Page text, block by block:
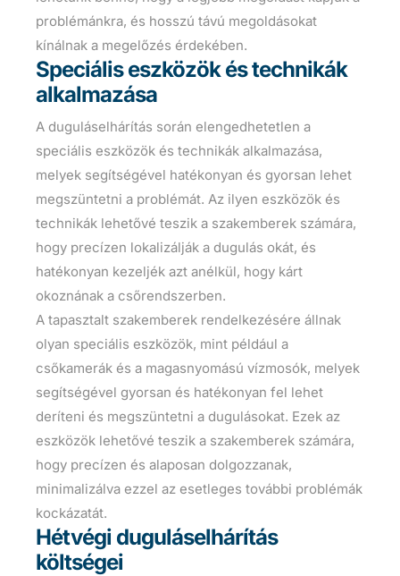
problémánkra, és hosszú távú megoldásokat
kínálnak a megelőzés érdekében.
Speciális eszközök és technikák
alkalmazása
A duguláselhárítás során elengedhetetlen a
speciális eszközök és technikák alkalmazása,
melyek segítségével hatékonyan és gyorsan lehet
megszüntetni a problémát. Az ilyen eszközök és
technikák lehetővé teszik a szakemberek számára,
hogy precízen lokalizálják a dugulás okát, és
hatékonyan kezeljék azt anélkül, hogy kárt
okoznának a csőrendszerben.
A tapasztalt szakemberek rendelkezésére állnak
olyan speciális eszközök, mint például a
csőkamerák és a magasnyomású vízmosók, melyek
segítségével gyorsan és hatékonyan fel lehet
deríteni és megszüntetni a dugulásokat. Ezek az
eszközök lehetővé teszik a szakemberek számára,
hogy precízen és alaposan dolgozzanak,
minimalizálva ezzel az esetleges további problémák
kockázatát.
Hétvégi duguláselhárítás
költségei